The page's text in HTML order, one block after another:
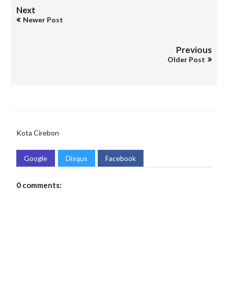
Next
Newer Post
Previous
Older Post
Kota Cirebon
Google Disqus Facebook
0 comments: